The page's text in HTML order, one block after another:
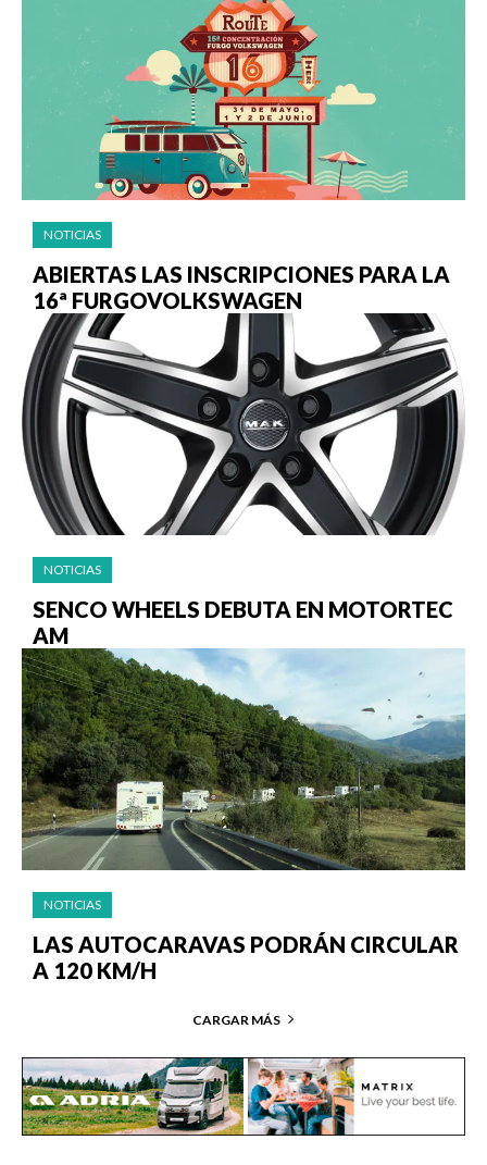
NOTICIAS
ABIERTAS LAS INSCRIPCIONES PARA LA
16ª FURGOVOLKSWAGEN
NOTICIAS
SENCO WHEELS DEBUTA EN MOTORTEC
AM
NOTICIAS
LAS AUTOCARAVAS PODRÁN CIRCULAR
A 120 KM/H
CARGAR MÁS